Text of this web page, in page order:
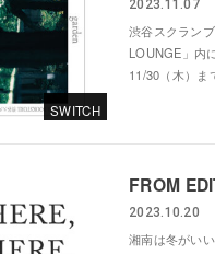
SWITCH
2023.11.07
渋谷スクラン
LOUNGE」内
11/30（木）ま
FROM
2023.10.20
湘南は冬がい